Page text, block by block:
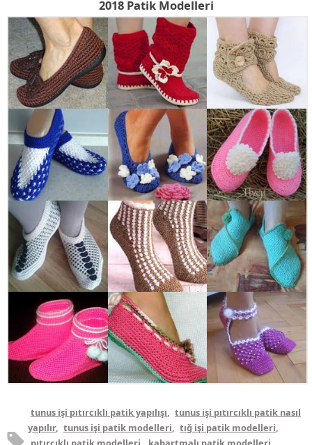
2018 Patik Modelleri
tunus işi pıtırcıklı patik yapılışı, tunus işi pıtırcıklı patik nasıl
yapılır, tunus işi patik modelleri, tığ işi patik modelleri,